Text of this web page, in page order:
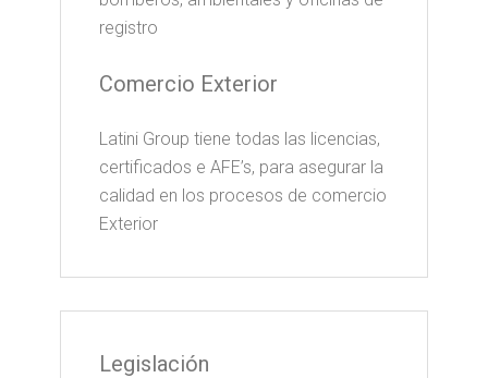
registro
Comercio Exterior
Latini Group tiene todas las licencias,
certificados e AFE’s, para asegurar la
calidad en los procesos de comercio
Exterior
Legislación